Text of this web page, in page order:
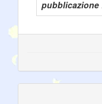
pubblicazione